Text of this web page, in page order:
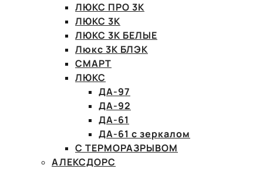
ЛЮКС ПРО 3К
ЛЮКС 3К
ЛЮКС 3К БЕЛЫЕ
Люкс 3К БЛЭК
СМАРТ
ЛЮКС
ДА-97
ДА-92
ДА-61
ДА-61 с зеркалом
С ТЕРМОРАЗРЫВОМ
АЛЕКСДОРС